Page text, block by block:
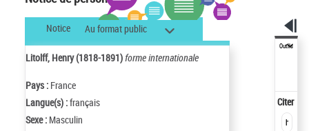
Notice Au format public
Litolff, Henry (1818-1891)forme internationale
Pays : France
Langue(s) :français
Sexe : Masculin
Outils
Citer